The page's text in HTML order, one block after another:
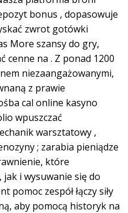
bonus , dopasowuje
zwrot gotówki
More szansy do gry,
cenne na . Z ponad 1200
niezaangażowanymi,
z prawie
cal online kasyno
wpuszczać
warsztatowy ,
; zarabia pieniądze
które
i wysuwanie się do
zespół łączy siły
aby pomocą historyk na